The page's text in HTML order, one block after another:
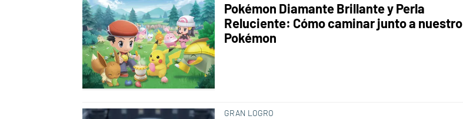
Pokémon Diamante Brillante y Perla
Reluciente: Cómo caminar junto a nuestro
Pokémon
GRAN LOGRO